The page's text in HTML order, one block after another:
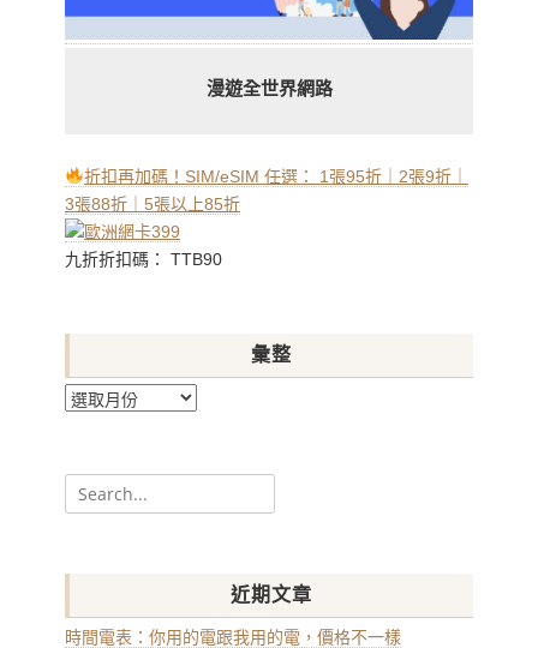
漫遊全世界網路
折扣再加碼！SIM/eSIM 任選： 1張95折｜2張9折｜
3張88折｜5張以上85折
九折折扣碼： TTB90
彙整
彙
Search
for:
近期文章
時間電表：你用的電跟我用的電，價格不一樣